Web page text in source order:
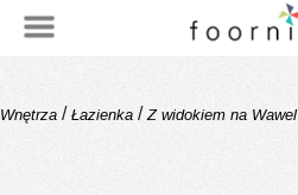
Wnętrza / Łazienka / Z widokiem na Wawel